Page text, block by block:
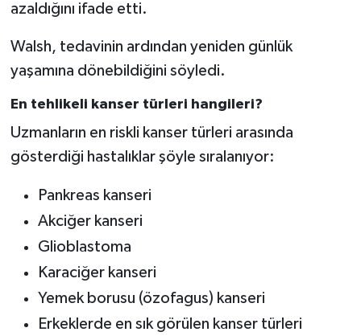
azaldığını ifade etti.
Walsh, tedavinin ardından yeniden günlük
yaşamına dönebildiğini söyledi.
En tehlikeli kanser türleri hangileri?
Uzmanların en riskli kanser türleri arasında
gösterdiği hastalıklar şöyle sıralanıyor:
Pankreas kanseri
Akciğer kanseri
Glioblastoma
Karaciğer kanseri
Yemek borusu (özofagus) kanseri
Erkeklerde en sık görülen kanser türleri